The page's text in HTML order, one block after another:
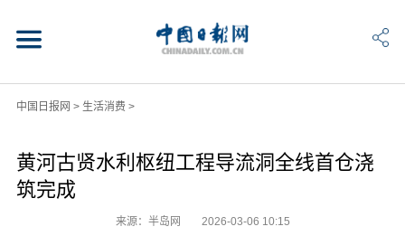
中国日报网 > 生活消费 >
黄河古贤水利枢纽工程导流洞全线首仓浇
筑完成
来源：半岛网 2026-03-06 10:15